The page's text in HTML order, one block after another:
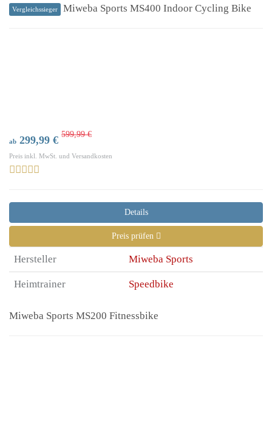
Vergleichssieger Miweba Sports MS400 Indoor Cycling Bike
ab 299,99 € 599,99 €
Preis inkl. MwSt. und Versandkosten
Details
Preis prüfen
Hersteller Miweba Sports
Heimtrainer Speedbike
Miweba Sports MS200 Fitnessbike